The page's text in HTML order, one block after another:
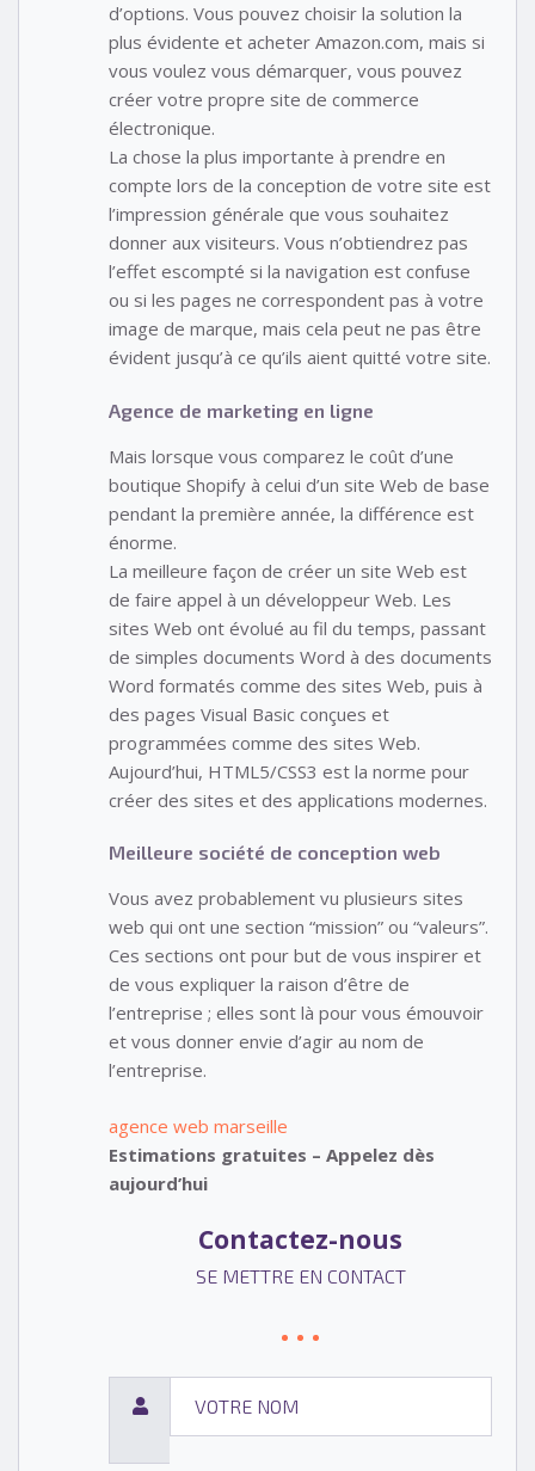
d’options. Vous pouvez choisir la solution la
plus évidente et acheter Amazon.com, mais si
vous voulez vous démarquer, vous pouvez
créer votre propre site de commerce
électronique.
La chose la plus importante à prendre en
compte lors de la conception de votre site est
l’impression générale que vous souhaitez
donner aux visiteurs. Vous n’obtiendrez pas
l’effet escompté si la navigation est confuse
ou si les pages ne correspondent pas à votre
image de marque, mais cela peut ne pas être
évident jusqu’à ce qu’ils aient quitté votre site.
Agence de marketing en ligne
Mais lorsque vous comparez le coût d’une
boutique Shopify à celui d’un site Web de base
pendant la première année, la différence est
énorme.
La meilleure façon de créer un site Web est
de faire appel à un développeur Web. Les
sites Web ont évolué au fil du temps, passant
de simples documents Word à des documents
Word formatés comme des sites Web, puis à
des pages Visual Basic conçues et
programmées comme des sites Web.
Aujourd’hui, HTML5/CSS3 est la norme pour
créer des sites et des applications modernes.
Meilleure société de conception web
Vous avez probablement vu plusieurs sites
web qui ont une section “mission” ou “valeurs”.
Ces sections ont pour but de vous inspirer et
de vous expliquer la raison d’être de
l’entreprise ; elles sont là pour vous émouvoir
et vous donner envie d’agir au nom de
l’entreprise.
agence web marseille
Estimations gratuites – Appelez dès
aujourd’hui
Contactez-nous
SE METTRE EN CONTACT